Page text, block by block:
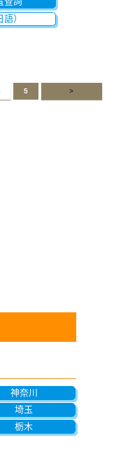
）
5 >
神奈川
埼玉
栃木